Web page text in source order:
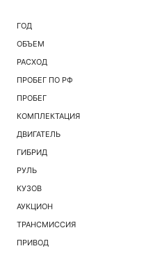
ГОД
ОБЪЕМ
РАСХОД
ПРОБЕГ ПО РФ
ПРОБЕГ
КОМПЛЕКТАЦИЯ
ДВИГАТЕЛЬ
ГИБРИД
РУЛЬ
КУЗОВ
АУКЦИОН
ТРАНСМИССИЯ
ПРИВОД